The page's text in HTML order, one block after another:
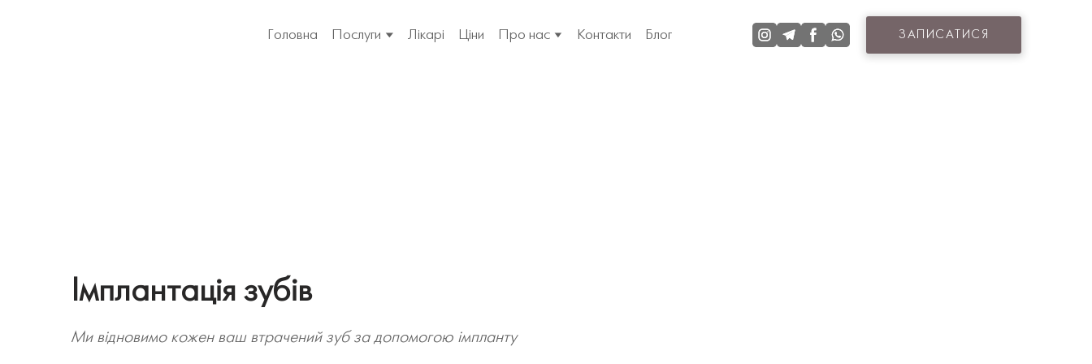
Головна Послуги Лікарі Ціни Про нас Контакти Блог ЗАПИСАТИСЯ
Імплантація зубів
Ми відновимо кожен ваш втрачений зуб за допомогою імпланту